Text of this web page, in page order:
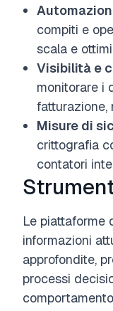
compiti e
scala e
Visibilità e
monitorare i
fatturazione,
Misure di
crittografia
contatori
Le piattaforme
informazioni
approfondite,
processi